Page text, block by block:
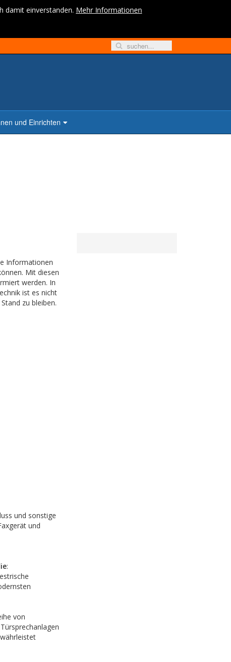
damit einverstanden. Mehr Informationen
und Einrichten
Informationen
Mit diesen
werden. In
ist es nicht
zu bleiben.
und sonstige
und
:
von